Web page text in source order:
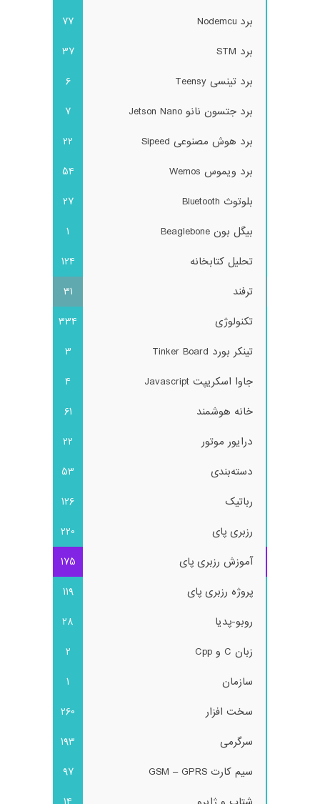
برد Nodemcu
77
برد STM
37
برد تینسی Teensy
6
برد جتسون نانو Jetson Nano
7
برد هوش مصنوعی Sipeed
22
برد ویموس Wemos
54
بلوتوث Bluetooth
27
بیگل بون Beaglebone
1
تحلیل کتابخانه
124
ترفند
31
تکنولوژی
334
تینکر بورد Tinker Board
3
جاوا اسکریپت Javascript
4
خانه هوشمند
61
درایور موتور
22
دسته‌بندی
53
رباتیک
126
رزبری پای
220
آموزش رزبری پای
175
پروژه رزبری پای
119
روبو-پدیا
28
زبان C و Cpp
2
سازمان
1
سخت افزار
260
سرگرمی
193
سیم کارت GSM – GPRS
97